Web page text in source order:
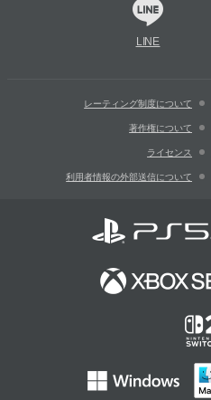
LINE
レーティング制度について
著作権について
ライセンス
利用者情報の外部送信について